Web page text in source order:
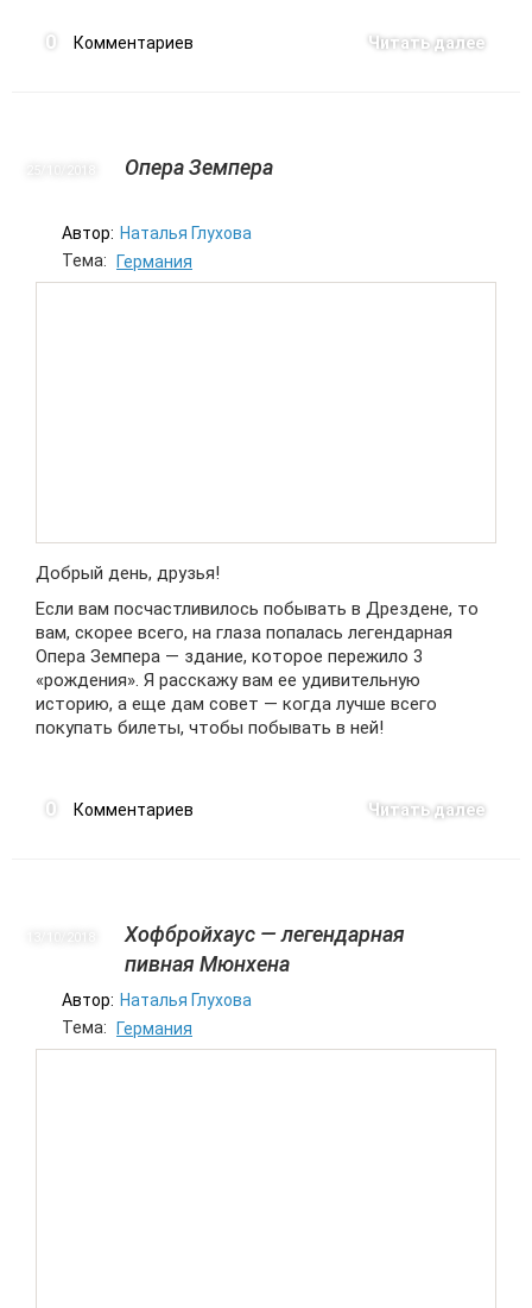
0 Комментариев Читать далее
Опера Земпера
Автор: Наталья Глухова
Тема:
Германия
Добрый день, друзья!
Если вам посчастливилось побывать в Дрездене, то
вам, скорее всего, на глаза попалась легендарная
Опера Земпера — здание, которое пережило 3
«рождения». Я расскажу вам ее удивительную
историю, а еще дам совет — когда лучше всего
покупать билеты, чтобы побывать в ней!
0 Комментариев Читать далее
Хофбройхаус — легендарная
пивная Мюнхена
Автор: Наталья Глухова
Тема:
Германия